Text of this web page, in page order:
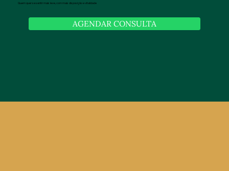
Quem quer se sentir mais leve, com mais disposição e vitalidade
AGENDAR CONSULTA